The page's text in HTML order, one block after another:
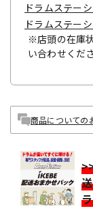
ドラムステー
ドラムステー
※店頭の在庫
い合わせくだ
商品についての